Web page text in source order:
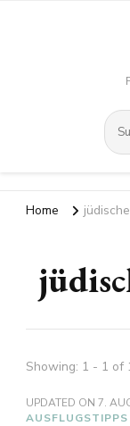
Home
Showing: 1 - 1 of
UPDATED ON 7.